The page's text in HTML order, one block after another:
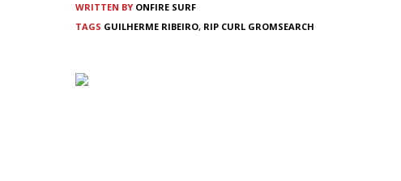
WRITTEN BY ONFIRE SURF
TAGS GUILHERME RIBEIRO, RIP CURL GROMSEARCH